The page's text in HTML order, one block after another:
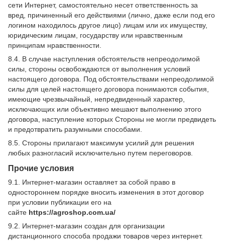
сети Интернет, самостоятельно несет ответственность за
вред, причиненный его действиями (лично, даже если под его
логином находилось другое лицо) лицам или их имуществу,
юридическим лицам, государству или нравственным
принципам нравственности.
8.4. В случае наступления обстоятельств непреодолимой
силы, стороны освобождаются от выполнения условий
настоящего договора. Под обстоятельствами непреодолимой
силы для целей настоящего договора понимаются события,
имеющие чрезвычайный, непредвиденный характер,
исключающих или объективно мешают выполнению этого
договора, наступление которых Стороны не могли предвидеть
и предотвратить разумными способами.
8.5. Стороны прилагают максимум усилий для решения
любых разногласий исключительно путем переговоров.
Прочие условия
9.1. Интернет-магазин оставляет за собой право в
одностороннем порядке вносить изменения в этот договор
при условии публикации его на
сайте https://agroshop.com.ua/
9.2. Интернет-магазин создан для организации
дистанционного способа продажи товаров через интернет.